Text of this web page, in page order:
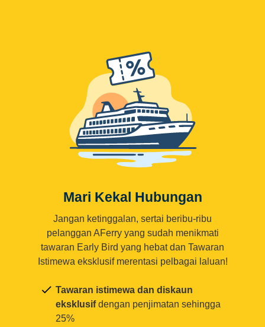
Mari Kekal Hubungan
Jangan ketinggalan, sertai beribu-ribu
pelanggan AFerry yang sudah menikmati
tawaran Early Bird yang hebat dan Tawaran
Istimewa eksklusif merentasi pelbagai laluan!
Tawaran istimewa dan diskaun
eksklusifdengan penjimatan sehingga
25%